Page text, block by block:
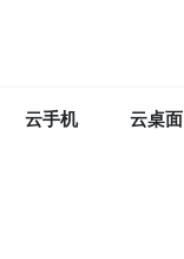
云手机 云桌面